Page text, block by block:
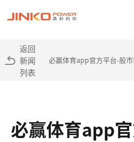
返回
新闻
列表
必赢体育app官方平台-股
必赢体育app